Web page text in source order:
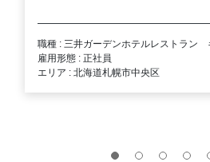
職種 : 三井ガーデンホテルレストラン
雇用形態 : 正社員
エリア : 北海道札幌市中央区